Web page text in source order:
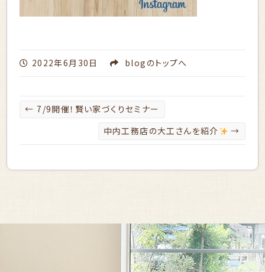
2022年6月30日 blog のトップへ
← 7/9開催！賢い家づくりセミナー
中内工務店の大工さんを紹介
→